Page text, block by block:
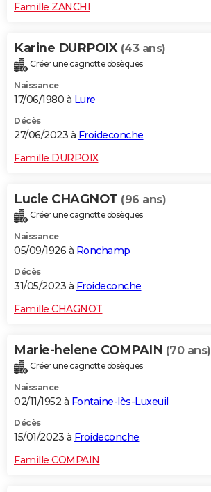
Famille ZANCHI
Karine DURPOIX (43 ans)
Créer une cagnotte obsèques
Naissance
17/06/1980 à Lure
Décès
27/06/2023 à Froideconche
Famille DURPOIX
Lucie CHAGNOT (96 ans)
Créer une cagnotte obsèques
Naissance
05/09/1926 à Ronchamp
Décès
31/05/2023 à Froideconche
Famille CHAGNOT
Marie-helene COMPAIN (70 ans)
Créer une cagnotte obsèques
Naissance
02/11/1952 à Fontaine-lès-Luxeuil
Décès
15/01/2023 à Froideconche
Famille COMPAIN